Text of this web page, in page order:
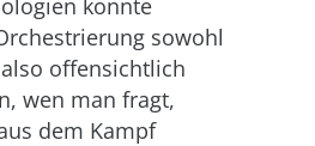
konnte
sowohl
offensichtlich
wen man fragt,
dem Kampf